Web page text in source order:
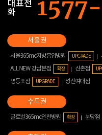
대표전
화
서울365mc지방흡입병원 UPGRADE
ALL NEW 강남본점 확장 신촌점
영등포점
UPGRADE 성신여대점
글로벌365mc인천병원 확장 분당점